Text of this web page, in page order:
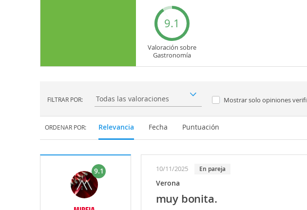
9.1
Valoración sobre
Gastronomía
FILTRAR POR: Filtrar por: Mostrar solo opiniones
ORDENAR POR: Relevancia Fecha Puntuación
9.1 10/11/2025 En pareja
Verona
muy bonita.